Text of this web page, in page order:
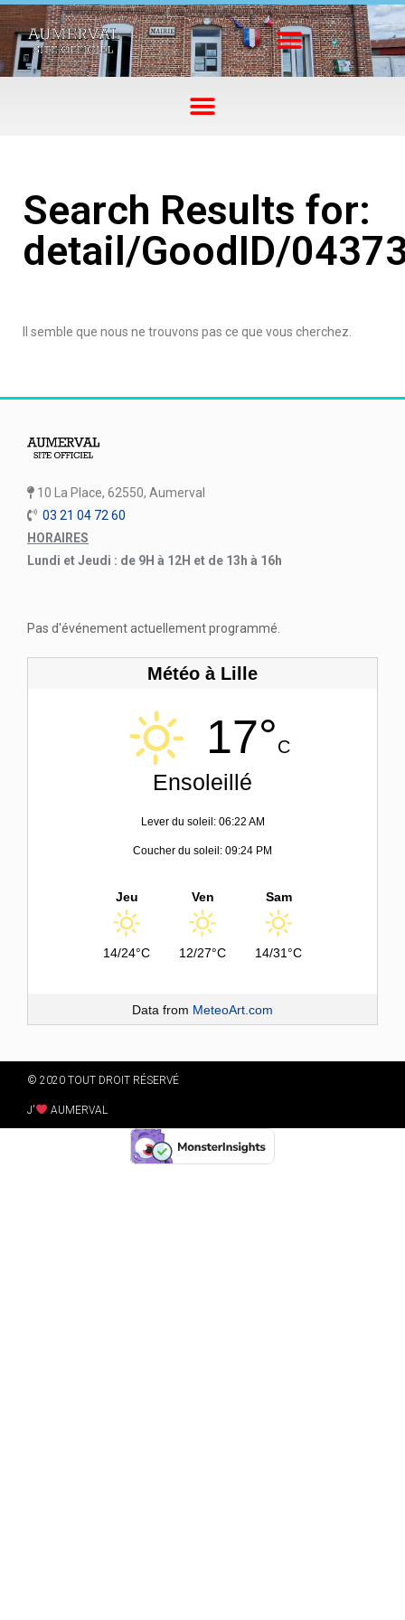
Search Results for:
detail/GoodID/
Il semble que nous ne trouvons pas ce que vous cherchez.
10 La Place, 62550, Aumerval
03 21 04 72 60
HORAIRES
Lundi et Jeudi : de 9H à 12H et de 13h à 16h
Pas d'événement actuellement programmé.
Météo à Lille
17°C
Ensoleillé
Lever du soleil: 06:22 AM
Coucher du soleil: 09:24 PM
Jeu
14/24°C
Ven
12/27°C
Sam
14/31°C
Data from MeteoArt.com
© 2020 TOUT DROIT RÉSERVÉ
J' AUMERVAL